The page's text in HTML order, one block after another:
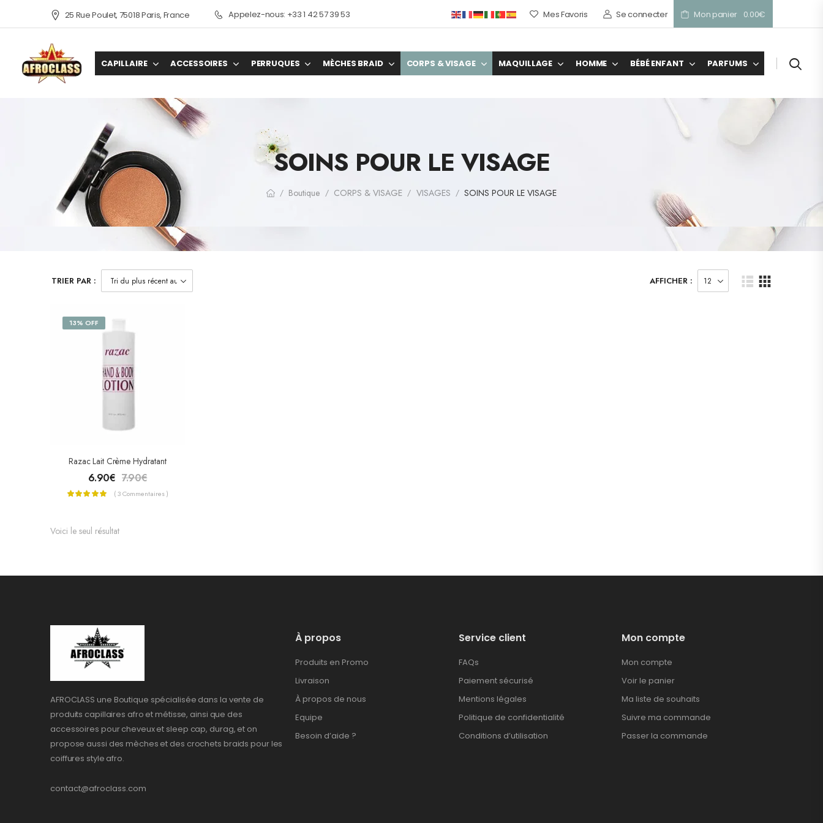
25 Rue Poulet, 75018 Paris, France Appelez-nous: +33 1 42 57 39 53 Mes Favoris Se connecter Mon panier 0.00€
CAPILLAIRE ACCESSOIRES PERRUQUES MÈCHES BRAID CORPS & VISAGE MAQUILLAGE HOMME BÉBÉ ENFANT PARFUMS
SOINS POUR LE VISAGE
/ Boutique / CORPS & VISAGE / VISAGES / SOINS POUR LE VISAGE
TRIER PAR : AFFICHER :
13% OFF
Razac Lait Crème Hydratant
6.90€ 7.90€
( 3 Commentaires )
Voici le seul résultat
AFROCLASS une Boutique spécialisée dans la vente de
produits capillaires afro et métisse, ainsi que des
accessoires pour cheveux et sleep cap, durag, et on
propose aussi des mèches et des crochets braids pour les
coiffures style afro.
contact@afroclass.com
À propos
Produits en Promo
Livraison
À propos de nous
Equipe
Besoin d’aide ?
Service client
FAQs
Paiement sécurisé
Mentions légales
Politique de confidentialité
Conditions d’utilisation
Mon compte
Mon compte
Voir le panier
Ma liste de souhaits
Suivre ma commande
Passer la commande